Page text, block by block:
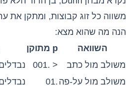
הנה מה שהוא מצא:
השוואה
p מתוקן
משולב מול כתב
< .001
משולב מול על-פה .01